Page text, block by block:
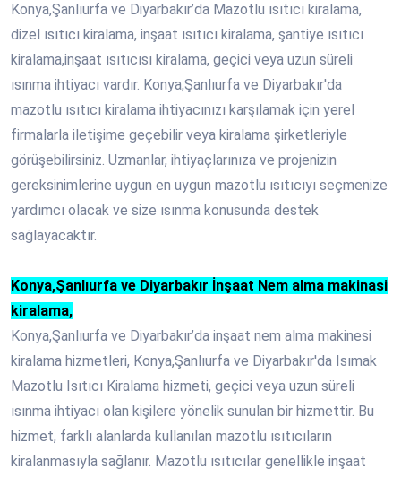
Konya,Şanlıurfa ve Diyarbakır’da Mazotlu ısıtıcı kiralama,
dizel ısıtıcı kiralama, inşaat ısıtıcı kiralama, şantiye ısıtıcı
kiralama,inşaat ısıtıcısı kiralama, geçici veya uzun süreli
ısınma ihtiyacı vardır. Konya,Şanlıurfa ve Diyarbakır'da
mazotlu ısıtıcı kiralama ihtiyacınızı karşılamak için yerel
firmalarla iletişime geçebilir veya kiralama şirketleriyle
görüşebilirsiniz. Uzmanlar, ihtiyaçlarınıza ve projenizin
gereksinimlerine uygun en uygun mazotlu ısıtıcıyı seçmenize
yardımcı olacak ve size ısınma konusunda destek
sağlayacaktır.
Konya,Şanlıurfa ve Diyarbakır İnşaat Nem alma makinasi
kiralama,
Konya,Şanlıurfa ve Diyarbakır’da inşaat nem alma makinesi
kiralama hizmetleri, Konya,Şanlıurfa ve Diyarbakır'da Isımak
Mazotlu Isıtıcı Kiralama hizmeti, geçici veya uzun süreli
ısınma ihtiyacı olan kişilere yönelik sunulan bir hizmettir. Bu
hizmet, farklı alanlarda kullanılan mazotlu ısıtıcıların
kiralanmasıyla sağlanır. Mazotlu ısıtıcılar genellikle inşaat